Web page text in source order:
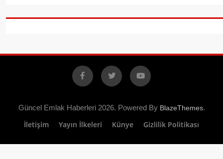
Facebook
X YouTube
Güncel Emlak Haberleri 2026. Powered By BlazeThemes.
İletişim Yayın İlkeleri Künye Gizlilik Politikası